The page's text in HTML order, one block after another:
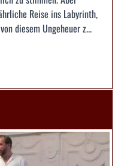
Reise ins Labyrinth,
diesem Ungeheuer z...